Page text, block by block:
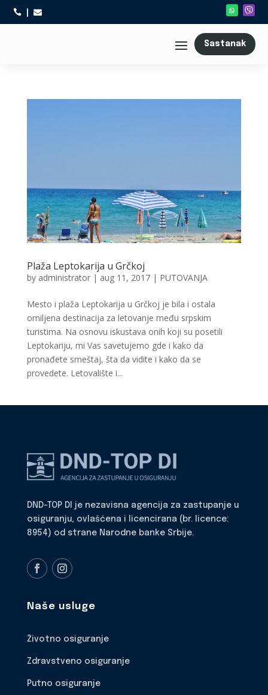
 
Sastanak
Plaža Leptokarija u Grčkoj
by administrator| aug 11, 2017| PUTOVANJA
Mesto i plaža Leptokarija u Grčkoj je bila i ostala
omiljena destinacija za letovanje među srpskim
turistima. Na osnovu iskustava onih koji su posetili
Leptokariju, mi Vas savetujemo gde i kako da
pronađete smeštaj, šta da vidite i kako da se
provedete. Letovalište i...
DND-TOP DI je nezavisna agencija za zastupanje u
osiguranju, ovlašćena i licencirana (br. licence:
8954) od strane Narodne banke Srbije.
Naše usluge
Životno osiguranje
Zdravstveno osiguranje
Putno osiguranje